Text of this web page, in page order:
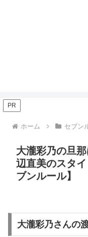
PR
ホーム セブン
大瀧彩乃の旦
辺直美のスタ
ブンルール】
大瀧彩乃さんの